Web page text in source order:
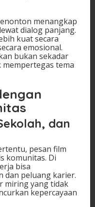
menangkap
dialog panjang.
kuat secara
emosional.
bukan sekadar
tema
dan
pesan film
komunitas. Di
bisa
dan peluang karier.
miring yang tidak
kepercayaan